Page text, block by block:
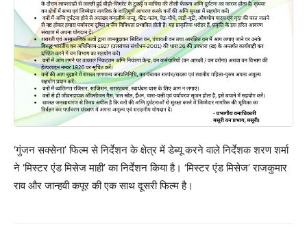
‘गुंजन सक्सेना’ फिल्म से निर्देशन के क्षेत्र में डेब्यू करने वाले निर्देशक शरण शर्मा
ने ‘मिस्टर एंड मिसेज माही’ का निर्देशन किया है। ‘मिस्टर एंड मिसेज’ राजकुमार
राव और जान्हवी कपूर की एक साथ दूसरी फिल्म है।